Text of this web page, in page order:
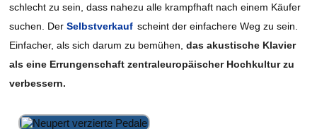
schlecht zu sein, dass nahezu alle krampfhaft nach einem Käufer
suchen. DerSelbstverkauf scheint der einfachere Weg zu sein.
Einfacher, als sich darum zu bemühen,das akustische Klavier
als eine Errungenschaft zentraleuropäischer Hochkultur zu
verbessern.